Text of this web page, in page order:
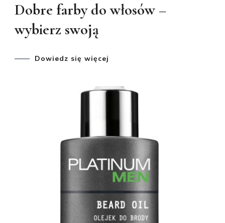
Dobre farby do włosów –
wybierz swoją
Dowiedz się więcej